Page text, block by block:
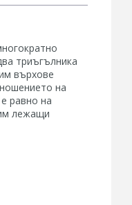
триъгълника
върхове
на
равно на
лежащи